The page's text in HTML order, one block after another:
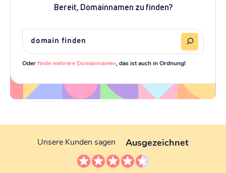
Bereit, Domainnamen zu finden?
Oderfinde mehrere Domainnamen , das ist auch in Ordnung!
Unsere Kunden sagen Ausgezeichnet